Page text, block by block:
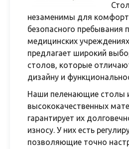
незаменимы для
безопасного пребывания
медицинских
предлагает широкий
столов, которые
дизайну и
Наши пеленающие столы
высококачественных
гарантирует их
износу. У них есть
позволяющие точно